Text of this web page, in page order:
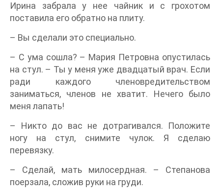
Ирина забрала у нее чайник и с грохотом
поставила его обратно на плиту.
– Вы сделали это специально.
– С ума сошла? – Мария Петровна опустилась
на стул. – Ты у меня уже двадцатый врач. Если
ради каждого членовредительством
заниматься, членов не хватит. Нечего было
меня лапать!
– Никто до вас не дотрагивался. Положите
ногу на стул, снимите чулок. Я сделаю
перевязку.
– Сделай, мать милосердная. – Степанова
поерзала, сложив руки на груди.